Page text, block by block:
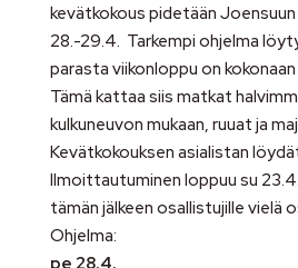
kevätkokous pidetään
28.-29.4. Tarkempi ohjelma
parasta viikonloppu on kokonaan
Tämä kattaa siis matkat
kulkuneuvon mukaan, ruuat ja
Kevätkokouksen asialistan
Ilmoittautuminen loppuu su
tämän jälkeen osallistujille vielä
Ohjelma:
pe 28.4.